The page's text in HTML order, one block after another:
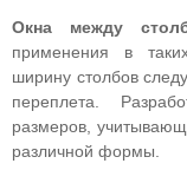
Окна между
применения в
ширину столбов
переплета.
размеров,
различной формы.